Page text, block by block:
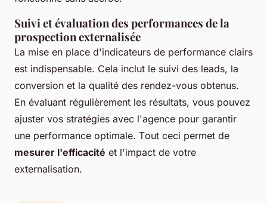
Suivi et évaluation des performances de la
prospection externalisée
La mise en place d'indicateurs de performance clairs
est indispensable. Cela inclut le suivi des leads, la
conversion et la qualité des rendez-vous obtenus.
En évaluant régulièrement les résultats, vous pouvez
ajuster vos stratégies avec l'agence pour garantir
une performance optimale. Тout ceci permet de
mesurer l'efficacité et l'impact de votre
externalisation.